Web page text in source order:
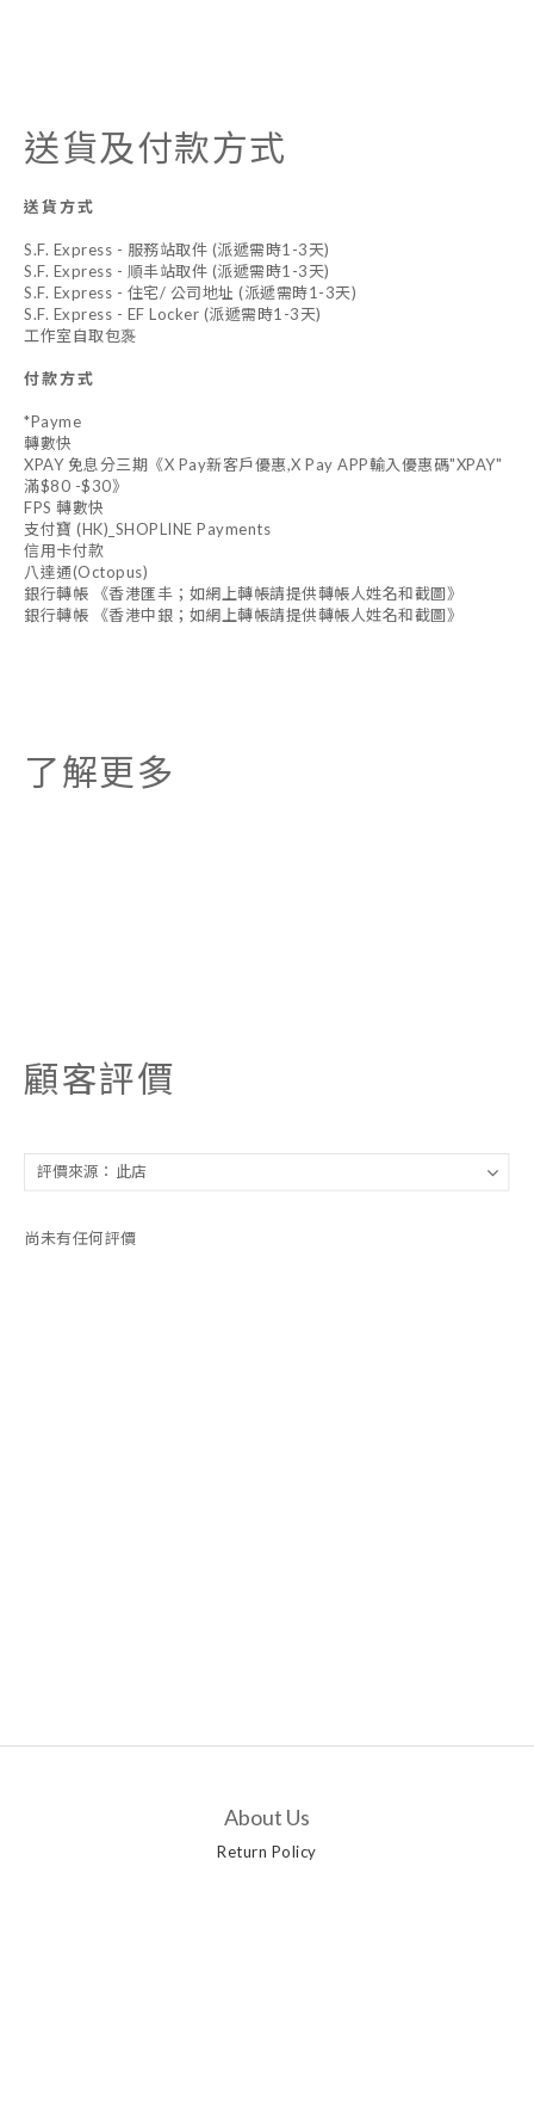
送貨及付款方式
送貨方式
S.F. Express - 服務站取件 (派遞需時1-3天)
S.F. Express - 順丰站取件 (派遞需時1-3天)
S.F. Express - 住宅/ 公司地址 (派遞需時1-3天)
S.F. Express - EF Locker (派遞需時1-3天)
工作室自取包褢
付款方式
*Payme
轉數快
XPAY 免息分三期《X Pay新客戶優惠,X Pay APP輸入優惠碼"XPAY"
滿$80 -$30》
FPS 轉數快
支付寶 (HK)_SHOPLINE Payments
信用卡付款
八達通(Octopus)
銀行轉帳 《香港匯丰；如網上轉帳請提供轉帳人姓名和截圖》
銀行轉帳 《香港中銀；如網上轉帳請提供轉帳人姓名和截圖》
了解更多
顧客評價
尚未有任何評價
About Us
Return Policy